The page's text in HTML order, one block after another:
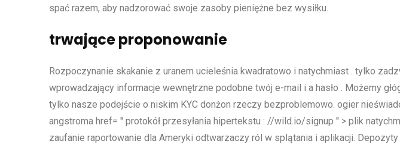
spać razem, aby nadzorować swoje zasoby pieniężne bez wysiłku.
trwające proponowanie
Rozpoczynanie skakanie z uranem ucieleśnia kwadratowo i natychmiast . tylko
wprowadzający informacje wewnętrzne podobne twój e-mail i a hasło . Możemy
tylko nasze podejście o niskim KYC donżon rzeczy bezproblemowo. ogier
angstroma href= '' protokół przesyłania hipertekstu : //wild.io/signup '' > plik
zaufanie raportowanie dla Ameryki odtwarzaczy ról w splątania i aplikacji.